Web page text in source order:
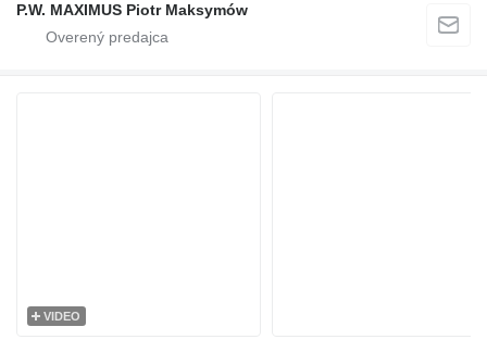
P.W. MAXIMUS Piotr Maksymów
VIDEO